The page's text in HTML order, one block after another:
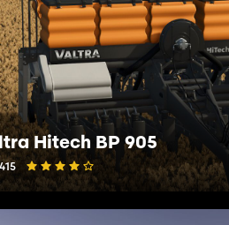
Hitech BP 905